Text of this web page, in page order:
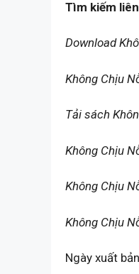
Tìm kiếm
Download
Không Chịu
Tải sách
Không Chịu
Không Chịu
Không Chịu
Ngày xuất